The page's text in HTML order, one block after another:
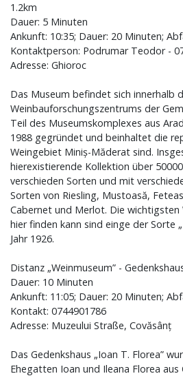
1.2km
Dauer: 5 Minuten
Ankunft: 10:35; Dauer: 20 Minuten;
Kontaktperson: Podrumar Teodor -
Adresse: Ghioroc
Das Museum befindet sich innerhalb
Weinbauforschungszentrums der
Teil des Museumskomplexes aus
1988 gegründet und beinhaltet die
Weingebiet Miniș-Măderat sind.
hierexistierende Kollektion über
verschieden Sorten und mit
Sorten von Riesling, Mustoasă,
Cabernet und Merlot. Die wichtigsten
hier finden kann sind einge der Sorte
Jahr 1926.
Distanz „Weinmuseum” -
Dauer: 10 Minuten
Ankunft: 11:05; Dauer: 20 Minuten;
Kontakt: 0744901786
Adresse: Muzeului Straße, Covăsânț
Das Gedenkshaus „Ioan T. Florea”
Ehegatten Ioan und Ileana Florea